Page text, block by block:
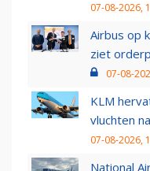
07-08-2026,
Airbus op
ziet
07-08-
KLM
vluchten
07-08-2026,
National